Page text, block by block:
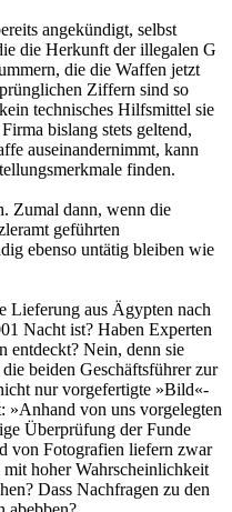
angekündigt, selbst
die Herkunft der illegalen G
die die Waffen jetzt
Ziffern sind so
technisches Hilfsmittel sie
bislang stets geltend,
auseinandernimmt, kann
finden.
Zumal dann, wenn die
geführten
ebenso untätig bleiben wie
Lieferung aus Ägypten nach
Nacht ist? Haben Experten
Nein, denn sie
beiden Geschäftsführer zur
nur vorgefertigte »Bild«-
»Anhand von uns vorgelegten
Überprüfung der Funde
von Fotografien liefern zwar
hoher Wahrscheinlichkeit
Dass Nachfragen zu den